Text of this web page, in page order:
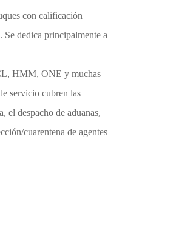
con calificación
dedica principalmente a
HMM, ONE y muchas
servicio cubren las
el despacho de aduanas,
cuarentena de agentes